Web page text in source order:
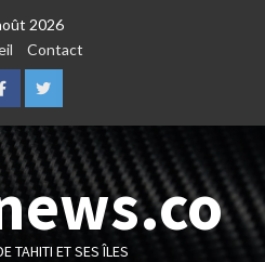
2026
Contact
FacebookTwitter
TAHITI ET SES ÎLES